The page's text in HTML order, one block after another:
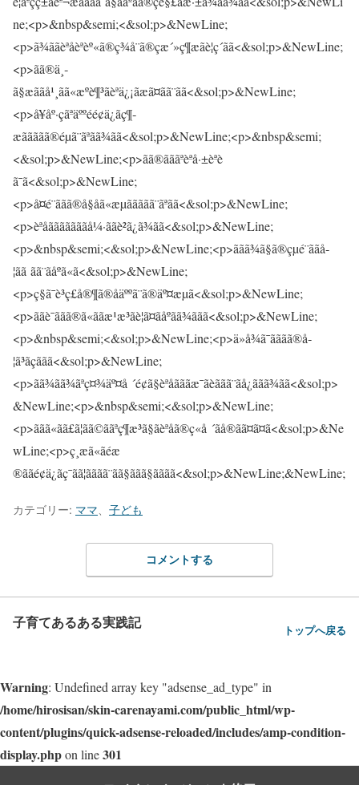
カテゴリー: ママ 子ども
コメントする
子育てあるある実践記 トップへ戻る
Warning: Undefined array key "adsense_ad_type" in
/home/hirosisan/skin-carenayami.com/public_html/wp-
content/plugins/quick-adsense-reloaded/includes/amp-condition-
display.phpon line301